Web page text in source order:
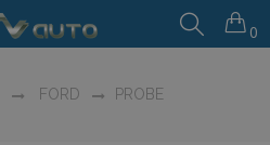
0
FORD PROBE